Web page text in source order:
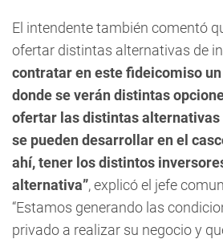
El intendente también comentó
ofertar distintas alternativas de
contratar en este fideicomiso
donde se verán distintas
ofertar las distintas alternativas
se pueden desarrollar en el
ahí, tener los distintos
alternativa”, explicó el jefe
“Estamos generando las
privado a realizar su negocio y